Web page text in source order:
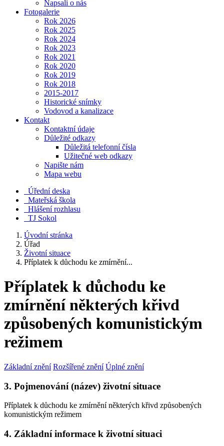
Napsali o nás
Fotogalerie
Rok 2026
Rok 2025
Rok 2024
Rok 2023
Rok 2021
Rok 2020
Rok 2019
Rok 2018
2015-2017
Historické snímky
Vodovod a kanalizace
Kontakt
Kontaktní údaje
Důležité odkazy
Důležitá telefonní čísla
Užitečné web odkazy
Napište nám
Mapa webu
Úřední deska
Mateřská škola
Hlášení rozhlasu
TJ Sokol
Úvodní stránka
Úřad
Životní situace
Příplatek k důchodu ke zmírnění...
Příplatek k důchodu ke
zmírnění některých křivd
způsobených komunistickým
režimem
Základní znění Rozšířené znění Úplné znění
3. Pojmenování (název) životní situace
Příplatek k důchodu ke zmírnění některých křivd způsobených
komunistickým režimem
4. Základní informace k životní situaci